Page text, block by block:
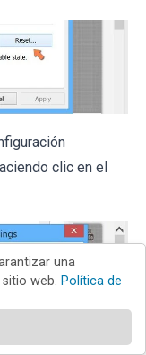
clic en el
una
web. Política de